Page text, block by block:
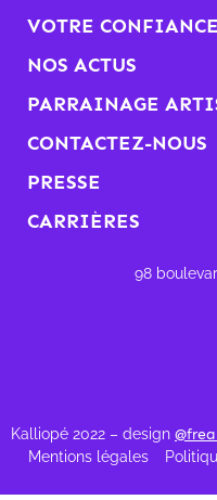
VOTRE CONFIANCE
NOS ACTUS
PARRAINAGE
CONTACTEZ-NOUS
PRESSE
CARRIÈRES
98
Kalliopé 2022 – design
Mentions légales